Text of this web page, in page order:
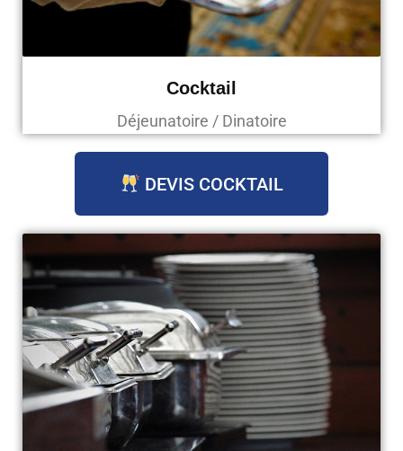
Cocktail
Déjeunatoire / Dinatoire
DEVIS COCKTAIL